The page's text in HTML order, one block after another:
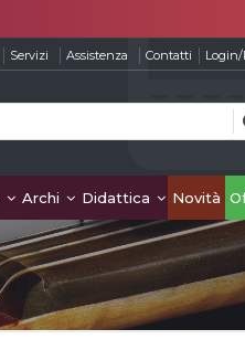
Servizi Assistenza Contatti Login/
Archi Didattica Novità